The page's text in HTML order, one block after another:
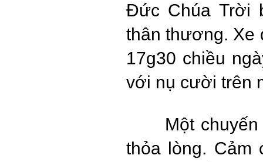
Đức Chúa Trời
thân thương. Xe
17g30 chiều
với nụ cười trên
Một
thỏa lòng. Cảm